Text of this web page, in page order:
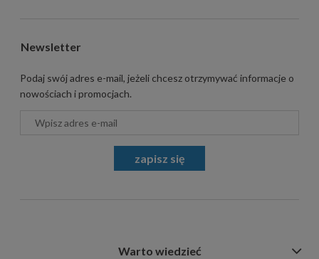
Newsletter
Podaj swój adres e-mail, jeżeli chcesz otrzymywać informacje o
nowościach i promocjach.
zapisz się
Warto wiedzieć